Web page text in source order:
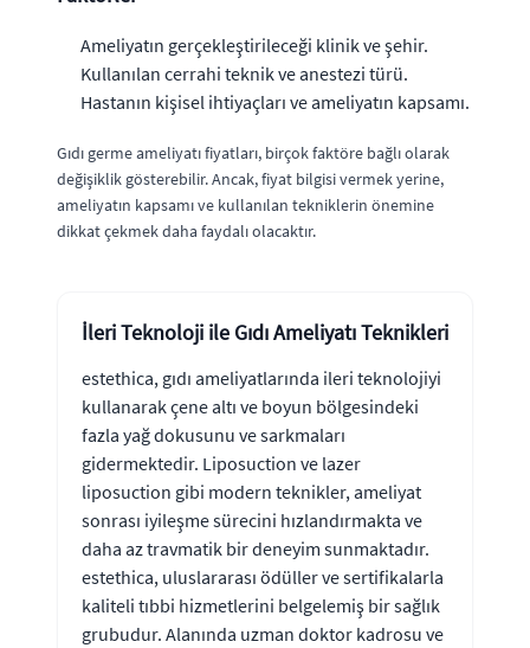
Ameliyatın gerçekleştirileceği klinik ve şehir.
Kullanılan cerrahi teknik ve anestezi türü.
Hastanın kişisel ihtiyaçları ve ameliyatın kapsamı.
Gıdı germe ameliyatı fiyatları, birçok faktöre bağlı olarak
değişiklik gösterebilir. Ancak, fiyat bilgisi vermek yerine,
ameliyatın kapsamı ve kullanılan tekniklerin önemine
dikkat çekmek daha faydalı olacaktır.
İleri Teknoloji ile Gıdı Ameliyatı Teknikleri
estethica, gıdı ameliyatlarında ileri teknolojiyi
kullanarak çene altı ve boyun bölgesindeki
fazla yağ dokusunu ve sarkmaları
gidermektedir. Liposuction ve lazer
liposuction gibi modern teknikler, ameliyat
sonrası iyileşme sürecini hızlandırmakta ve
daha az travmatik bir deneyim sunmaktadır.
estethica, uluslararası ödüller ve sertifikalarla
kaliteli tıbbi hizmetlerini belgelemiş bir sağlık
grubudur. Alanında uzman doktor kadrosu ve